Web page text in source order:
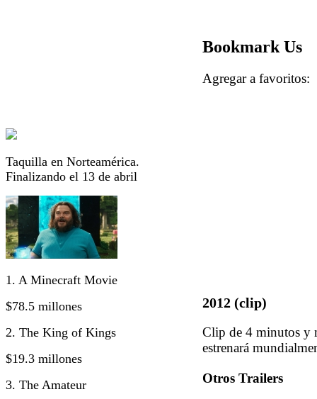
Taquilla en Norteamérica.
Finalizando el 13 de abril
1. A Minecraft Movie
$78.5 millones
2. The King of Kings
$19.3 millones
3. The Amateur
Bookmark Us
Agregar a
2012 (clip)
Clip de 4 minutos y
estrenará
Otros Trailers